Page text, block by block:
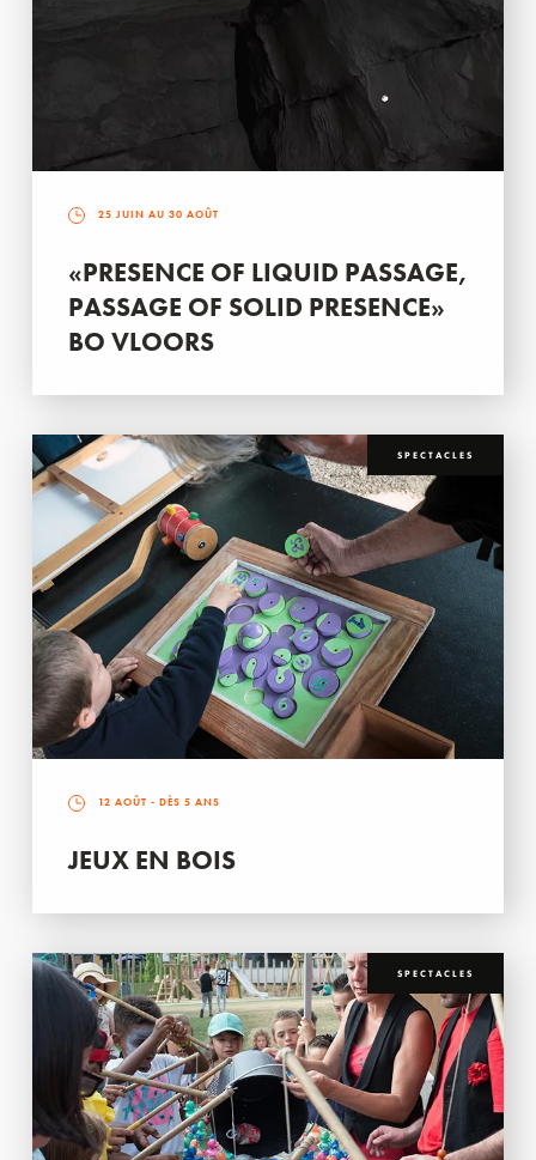
25 JUIN AU 30 AOÛT
«PRESENCE OF LIQUID PASSAGE,
PASSAGE OF SOLID PRESENCE»
BO VLOORS
SPECTACLES
12 AOÛT - DÈS 5 ANS
JEUX EN BOIS
SPECTACLES